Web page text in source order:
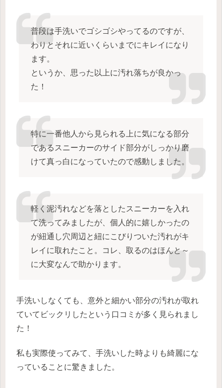
普段は手洗いでゴシゴシやってるのですが、
わりとそれに近いくらいまでにキレイになり
ます。
というか、思った以上に汚れ落ちが良かっ
た！
特に一番他人から見られる上に気になる部分
であるスニーカーのサイド部分がしっかり磨
けて真っ白になっていたので感動しました。
軽く泥汚れなどを落としたスニーカーを入れ
て洗ってみましたが、個人的に嬉しかったの
が紐通し穴周辺と紐にこびりついた汚れがキ
レイに取れたこと。コレ、取るのはほんと～
に大変なんで助かります。
手洗いしなくても、意外と細かい部分の汚れが取れ
ていてビックリしたという口コミが多く見られまし
た！
私も実際使ってみて、手洗いした時よりも綺麗にな
っていることに驚きました。